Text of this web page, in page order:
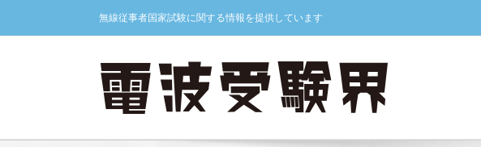
content
無線従事者国家試験に関する情報を提供しています